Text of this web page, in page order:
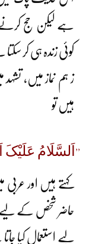
ہے لیکن حج کرنے
کوئی زندہ ہی کر
ز ہم نماز میں، تشہد
ہیں تو
’’اَلسَّلَامُ عَلَیْکَ
کہتے ہیں اور
حاضر شخص کے لیے
لیے استعمال کیا